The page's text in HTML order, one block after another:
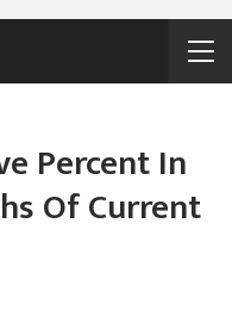
Percent In
Of Current